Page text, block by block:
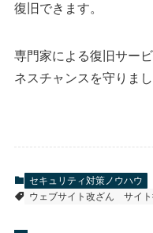
復旧できます。
専門家による復旧サー
ネスチャンスを守りまし
セキュリティ対策ノウハウ
ウェブサイト改ざん
サイ